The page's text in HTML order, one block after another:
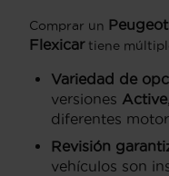
Comprar un
Flexicartiene
Variedad de
versiones Active
diferentes
Revisión
vehículos son